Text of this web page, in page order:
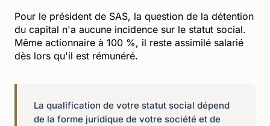
Pour le président de SAS, la question de la détention
du capital n'a aucune incidence sur le statut social.
Même actionnaire à 100 %, il reste assimilé salarié
dès lors qu'il est rémunéré.
La qualification de votre statut social dépend
de la forme juridique de votre société et de